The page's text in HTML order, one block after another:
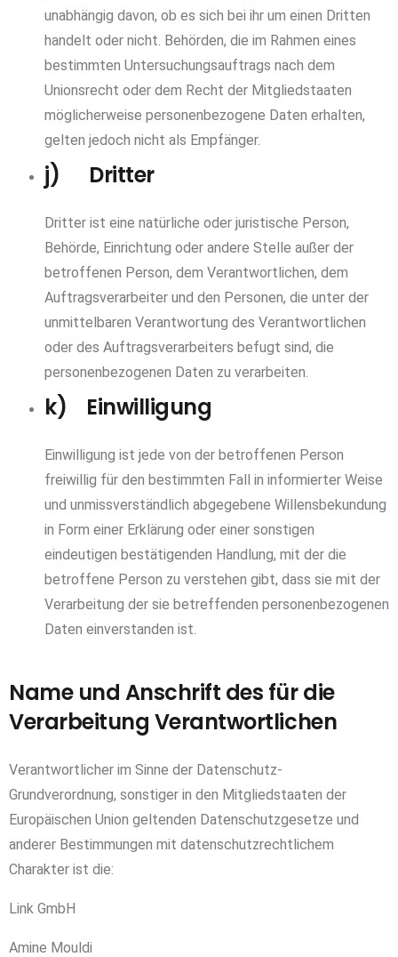
unabhängig davon, ob es sich bei ihr um einen Dritten
handelt oder nicht. Behörden, die im Rahmen eines
bestimmten Untersuchungsauftrags nach dem
Unionsrecht oder dem Recht der Mitgliedstaaten
möglicherweise personenbezogene Daten erhalten,
gelten jedoch nicht als Empfänger.
j) Dritter
Dritter ist eine natürliche oder juristische Person,
Behörde, Einrichtung oder andere Stelle außer der
betroffenen Person, dem Verantwortlichen, dem
Auftragsverarbeiter und den Personen, die unter der
unmittelbaren Verantwortung des Verantwortlichen
oder des Auftragsverarbeiters befugt sind, die
personenbezogenen Daten zu verarbeiten.
k) Einwilligung
Einwilligung ist jede von der betroffenen Person
freiwillig für den bestimmten Fall in informierter Weise
und unmissverständlich abgegebene Willensbekundung
in Form einer Erklärung oder einer sonstigen
eindeutigen bestätigenden Handlung, mit der die
betroffene Person zu verstehen gibt, dass sie mit der
Verarbeitung der sie betreffenden personenbezogenen
Daten einverstanden ist.
Name und Anschrift des für die
Verarbeitung Verantwortlichen
Verantwortlicher im Sinne der Datenschutz-
Grundverordnung, sonstiger in den Mitgliedstaaten der
Europäischen Union geltenden Datenschutzgesetze und
anderer Bestimmungen mit datenschutzrechtlichem
Charakter ist die:
Link GmbH
Amine Mouldi